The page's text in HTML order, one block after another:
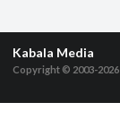
Kabala Media
Copyright © 2003-2026